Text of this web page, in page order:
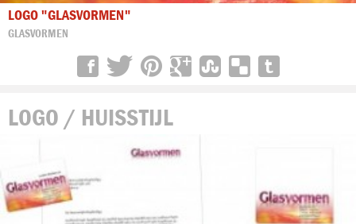
LOGO "GLASVORMEN"
GLASVORMEN
LOGO / HUISSTIJL